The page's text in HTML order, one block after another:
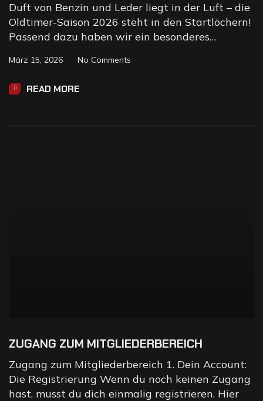
Duft von Benzin und Leder liegt in der Luft – die
Oldtimer-Saison 2026 steht in den Startlöchern!
Passend dazu haben wir ein besonderes…
März 15, 2026 No Comments
READ MORE
ZUGANG ZUM MITGLIEDERBEREICH
Zugang zum Mitgliederbereich 1. Dein Account:
Die Registrierung Wenn du noch keinen Zugang
hast, musst du dich einmalig registrieren. Hier